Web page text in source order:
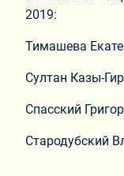
2019:
Тимашева
Султан Казы-
Спасский
Стародубский